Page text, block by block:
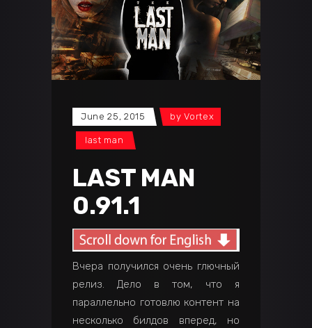
June 25, 2015 byVortex
last man
LAST MAN
0.91.1
Вчера получился очень глючный
релиз. Дело в том, что я
параллельно готовлю контент на
несколько билдов вперед, но